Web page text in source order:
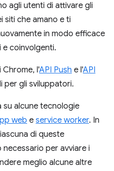
agli utenti di attivare gli
siti che amano e ti
in modo efficace
coinvolgenti.
l'API Push e l'API
per gli sviluppatori.
su alcune tecnologie
web e service worker. In
di queste
per avviare i
meglio alcune altre